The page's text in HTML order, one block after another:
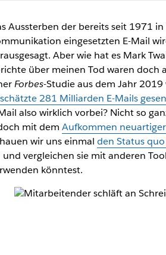
Tools für die geschäftliche
Aussterben der bereits seit 1971
eingesetzten E-Mail
Aber wie hat es Mark
über meinen Tod waren doch
Forbes-Studie aus dem Jahr 2019
281 Milliarden E-Mails
also wirklich vorbei? Nicht so
mit dem Aufkommen
wir uns einmal den Status
und vergleichen sie mit anderen
könntest.